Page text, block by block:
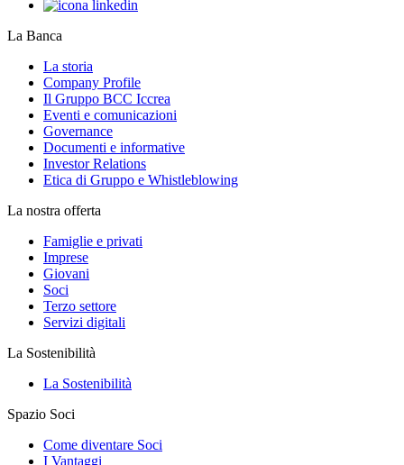
La Banca
La storia
Company Profile
Il Gruppo BCC Iccrea
Eventi e comunicazioni
Governance
Documenti e informative
Investor Relations
Etica di Gruppo e Whistleblowing
La nostra offerta
Famiglie e privati
Imprese
Giovani
Soci
Terzo settore
Servizi digitali
La Sostenibilità
La Sostenibilità
Spazio Soci
Come diventare Soci
I Vantaggi